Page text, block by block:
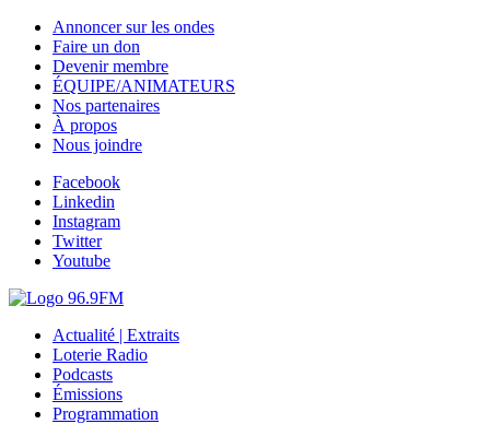
Annoncer sur les ondes
Faire un don
Devenir membre
ÉQUIPE/ANIMATEURS
Nos partenaires
À propos
Nous joindre
Facebook
Linkedin
Instagram
Twitter
Youtube
Actualité | Extraits
Loterie Radio
Podcasts
Émissions
Programmation